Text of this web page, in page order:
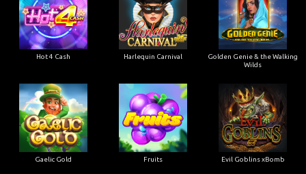
Hot 4 Cash Harlequin Carnival
Golden Genie & the Walking
Wilds
Gaelic Gold Fruits Evil Goblins xBomb